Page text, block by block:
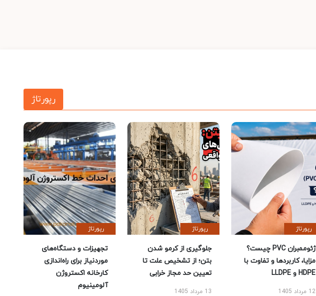
رپورتاژ
رپورتاژ
ژئوممبران PVC چیست؟
مزایا، کاربردها و تفاوت با
HDPE و LLDPE
12 مرداد 1405
رپورتاژ
جلوگیری از کرمو شدن
بتن؛ از تشخیص علت تا
تعیین حد مجاز خرابی
13 مرداد 1405
رپورتاژ
تجهیزات و دستگاه‌های
موردنیاز برای راه‌اندازی
کارخانه اکستروژن
آلومینیوم